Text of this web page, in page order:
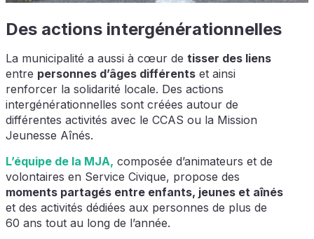
Des actions intergénérationnelles
La municipalité a aussi à cœur de tisser des liens
entre personnes d’âges différents et ainsi
renforcer la solidarité locale. Des actions
intergénérationnelles sont créées autour de
différentes activités avec le CCAS ou la Mission
Jeunesse Aînés.
L’équipe de la MJA, composée d’animateurs et de
volontaires en Service Civique, propose des
moments partagés entre enfants, jeunes et aînés
et des activités dédiées aux personnes de plus de
60 ans tout au long de l’année.